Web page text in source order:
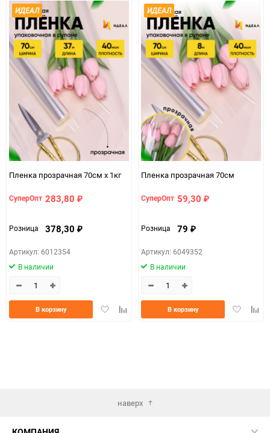
Минимальное количество 1
Количество в коробке 100
Единица измерения упак
ИДЕАЛ
Пленка прозрачная 70см х 1кг
СуперОпт 283,80 ₽
Розница 378,30 ₽
Артикул: 6012354
В наличии
ДобавитьДобавить
В корзину
ИДЕАЛ
Пленка прозрачная 70см
СуперОпт 59,30 ₽
Розница 79 ₽
Артикул: 6049352
В наличии
Добавить
В корзину
наверх